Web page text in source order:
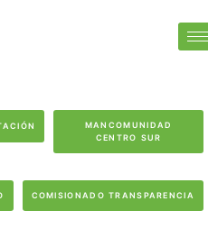
MANCOMUNIDAD
CENTRO SUR
COMISIONADO TRANSPARENCIA